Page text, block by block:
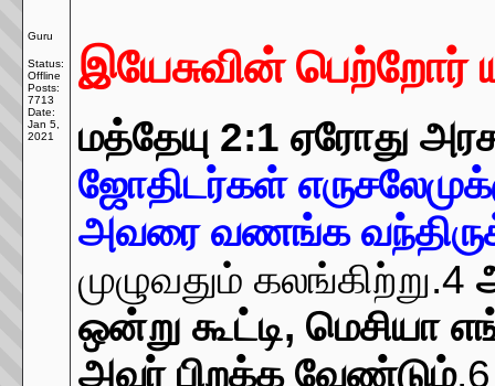
Guru
Status:
Offline
Posts:
7713
Date:
Jan 5,
2021
இயேசுவின் பெற்றோர்
மத்தேயு 2:1 ஏரோது
ஜோதிடர்கள்
அவரை வணங்க
முழுவதும் கலங்கிற்று.4
ஒன்று கூட்டி, மெசியா
அவர் பிறக்க வேண்டும்